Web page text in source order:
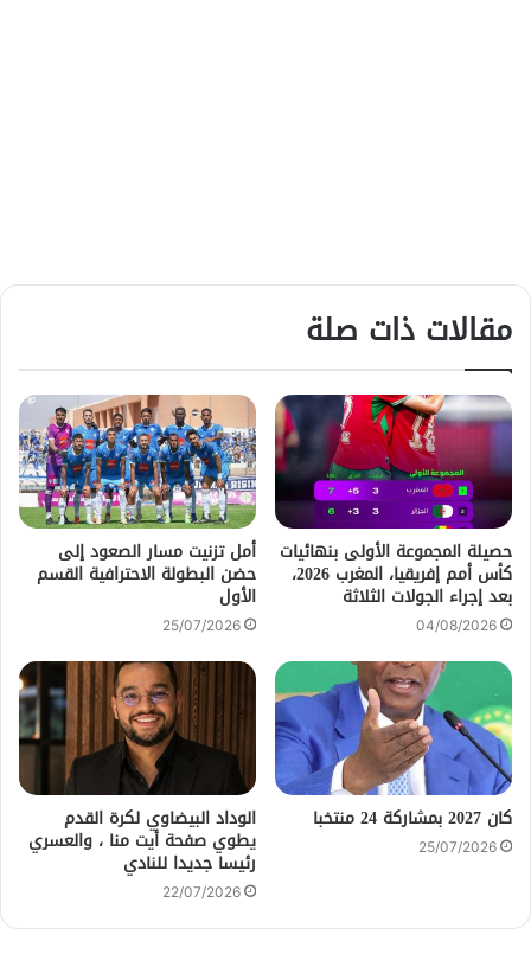
مقالات ذات صلة
حصيلة المجموعة الأولى بنهائيات
كأس أمم إفريقيا، المغرب 2026،
بعد إجراء الجولات الثلاثة
04/08/2026
أمل تزنيت مسار الصعود إلى
حضن البطولة الاحترافية القسم
الأول
25/07/2026
كان 2027 بمشاركة 24 منتخبا
25/07/2026
الوداد البيضاوي لكرة القدم
يطوي صفحة أيت منا ، والعسري
رئيسا جديدا للنادي
22/07/2026